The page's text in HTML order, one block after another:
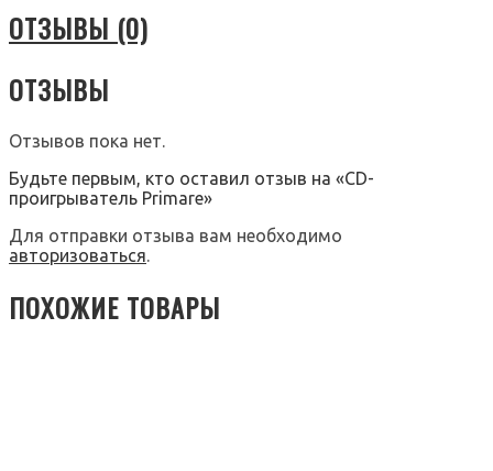
ОТЗЫВЫ (0)
ОТЗЫВЫ
Отзывов пока нет.
Будьте первым, кто оставил отзыв на «CD-
проигрыватель Primare»
Для отправки отзыва вам необходимо
авторизоваться.
ПОХОЖИЕ ТОВАРЫ